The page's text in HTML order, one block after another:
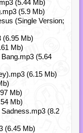
(5.44 Mb)
(5.9 Mb)
(Single Version;
(6.95 Mb)
Mb)
(5.64
(6.15 Mb)
Mb)
Mb)
(8.2
(6.45 Mb)